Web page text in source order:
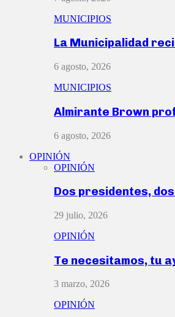
MUNICIPIOS
La Municipalidad
6 agosto, 2026
MUNICIPIOS
Almirante Brown
6 agosto, 2026
OPINIÓN
OPINIÓN
Dos presidentes,
29 julio, 2026
OPINIÓN
Te necesitamos, tu
3 marzo, 2026
OPINIÓN